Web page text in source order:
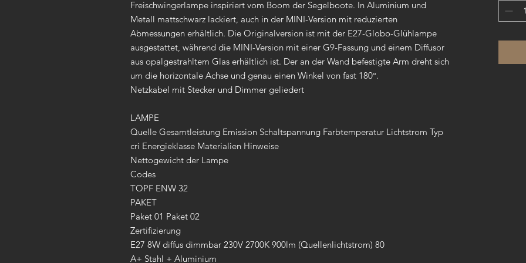
Freischwingerlampe inspiriert vom Boom der Segelboote. In Aluminium und
Metall mattschwarz lackiert, auch in der MINI-Version mit reduzierten
Abmessungen erhältlich. Die Originalversion ist mit der E27-Globo-Glühlampe
ausgestattet, während die MINI-Version mit einer G9-Fassung und einem Diffusor
aus opalgestrahltem Glas erhältlich ist. Der an der Wand befestigte Arm dreht sich
um die horizontale Achse und genau einen Winkel von fast 180°.
Netzkabel mit Stecker und Dimmer geliedert
LAMPE
Quelle Gesamtleistung Emission Schaltspannung Farbtemperatur Lichtstrom Typ
cri Energieklasse Materialien Hinweise
Nettogewicht der Lampe
Codes
TOPF ENW 32
PAKET
Paket 01 Paket 02
Zertifizierung
E27 8W diffus dimmbar 230V 2700K 900lm (Quellenlichtstrom) 80
A+ Stahl + Aluminium